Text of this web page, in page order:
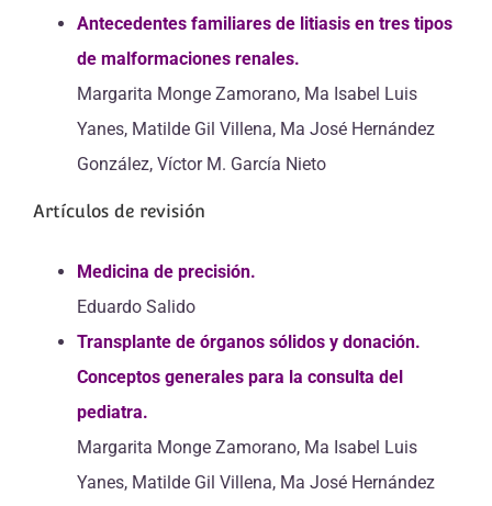
Antecedentes familiares de litiasis en tres tipos
de malformaciones renales.
Margarita Monge Zamorano, Ma Isabel Luis
Yanes, Matilde Gil Villena, Ma José Hernández
González, Víctor M. García Nieto
Artículos de revisión
Medicina de precisión.
Eduardo Salido
Transplante de órganos sólidos y donación.
Conceptos generales para la consulta del
pediatra.
Margarita Monge Zamorano, Ma Isabel Luis
Yanes, Matilde Gil Villena, Ma José Hernández